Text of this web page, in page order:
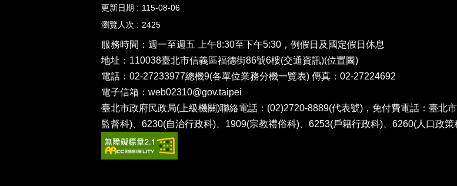
更新日期
115-08-06
瀏覽人次
2425
服務時間：週一至週五 上午8:30至下午5:30，例假日及國定假日休息
地址：110038臺北市信義區福德街86號6樓(交通資訊)(位置圖)
電話：02-27233977總機9(各單位業務分機一覽表) 傳真：02-27224692
電子信箱： web02310@gov.taipei
臺北市政府民政局(上級機關)聯絡電話：(02)2720-8889(代表號)，免付費電話：臺北
監督科)、6230(自治行政科)、1909(宗教禮俗科)、6253(戶籍行政科)、6260(人口政策